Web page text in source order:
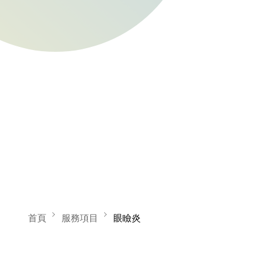
首頁 服務項目 眼瞼炎